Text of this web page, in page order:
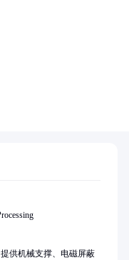
供机械支撑、电磁屏蔽